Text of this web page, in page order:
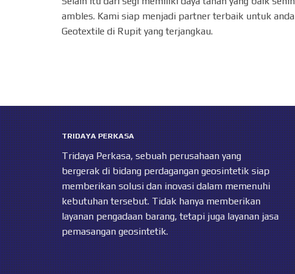
ambles. Kami siap menjadi partner terbaik untuk anda
Geotextile di Rupit yang terjangkau.
TRIDAYA PERKASA
Tridaya Perkasa, sebuah perusahaan yang
bergerak di bidang perdagangan geosintetik siap
memberikan solusi dan inovasi dalam memenuhi
kebutuhan tersebut. Tidak hanya memberikan
layanan pengadaan barang, tetapi juga layanan jasa
pemasangan geosintetik.